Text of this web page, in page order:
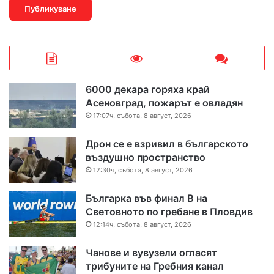
6000 декара горяха край
Асеновград, пожарът е овладян
17:07ч, събота, 8 август, 2026
Дрон се е взривил в българското
въздушно пространство
12:30ч, събота, 8 август, 2026
Българка във финал B на
Световното по гребане в Пловдив
12:14ч, събота, 8 август, 2026
Чанове и вувузели огласят
трибуните на Гребния канал